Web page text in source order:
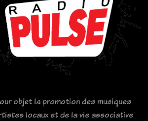
objet la promotion des musiques
locaux et de la vie associative